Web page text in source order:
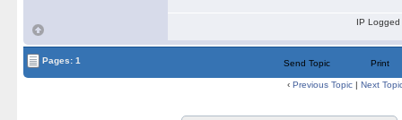
IP Logged
Pages: 1 Send Topic Print
‹ Previous Topic | Next